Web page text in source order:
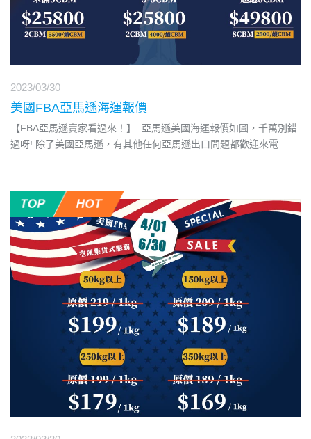
2023/03/30
美國FBA亞馬遜海運報價
【FBA亞馬遜賣家看過來！】 ​ 亞馬遜美國海運報價如圖，千萬別錯
過呀! 除了美國亞馬遜，有其他任何亞馬遜出口問題都歡迎來電